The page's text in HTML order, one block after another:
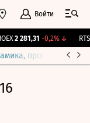
Войти
2 281,31 -0,2%↓ RTSI
прогнозы